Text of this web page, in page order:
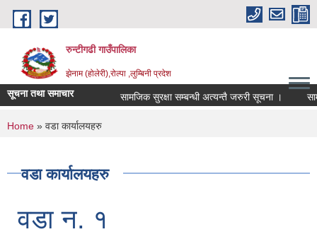
Skip to main content
रुन्टीगढी गाउँपालिका
झेनाम (होलेरी),रोल्पा ,लुम्बिनी प्रदेश
सूचना तथा समाचार सामजिक सुरक्षा सम्बन्धी अत्यन्तै जरुरी सूचना ।
You are here
Home » वडा कार्यालयहरु
वडा कार्यालयहरु
वडा न. १